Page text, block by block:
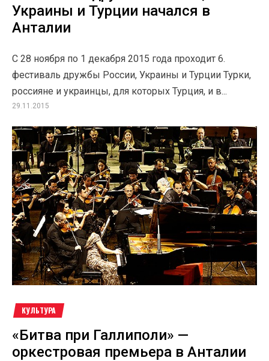
Украины и Турции начался в
Анталии
С 28 ноября по 1 декабря 2015 года проходит 6.
фестиваль дружбы России, Украины и Турции Турки,
россияне и украинцы, для которых Турция, и в...
29.11.2015
КУЛЬТУРА
«Битва при Галлиполи» —
оркестровая премьера в Анталии